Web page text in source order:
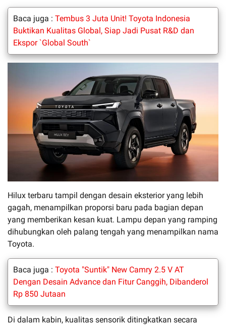
Baca juga : Tembus 3 Juta Unit! Toyota Indonesia
Buktikan Kualitas Global, Siap Jadi Pusat R&D dan
Ekspor `Global South`
Hilux terbaru tampil dengan desain eksterior yang lebih
gagah, menampilkan proporsi baru pada bagian depan
yang memberikan kesan kuat. Lampu depan yang ramping
dihubungkan oleh palang tengah yang menampilkan nama
Toyota.
Baca juga : Toyota "Suntik" New Camry 2.5 V AT
Dengan Desain Advance dan Fitur Canggih, Dibanderol
Rp 850 Jutaan
Di dalam kabin, kualitas sensorik ditingkatkan secara